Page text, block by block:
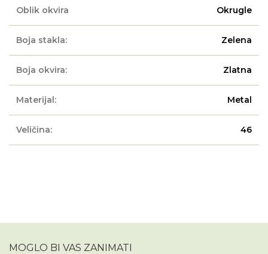
Oblik okvira Okrugle
Boja stakla: Zelena
Boja okvira: Zlatna
Materijal: Metal
Veličina: 46
MOGLO BI VAS ZANIMATI